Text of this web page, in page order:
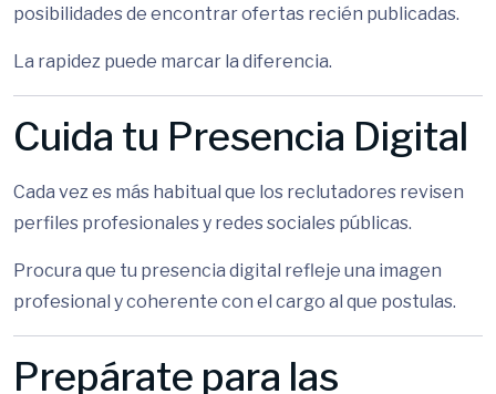
posibilidades de encontrar ofertas recién publicadas.
La rapidez puede marcar la diferencia.
Cuida tu Presencia Digital
Cada vez es más habitual que los reclutadores revisen
perfiles profesionales y redes sociales públicas.
Procura que tu presencia digital refleje una imagen
profesional y coherente con el cargo al que postulas.
Prepárate para las